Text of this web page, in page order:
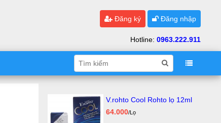
Đăng ký Đăng nhập
Hotline: 0963.222.911
V.rohto Cool Rohto lọ 12ml
64.000/Lọ